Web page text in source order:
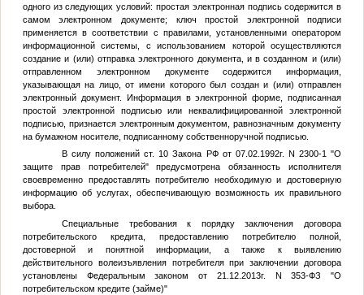
одного из следующих условий: простая электронная подпись содержится в
самом электронном документе; ключ простой электронной подписи
применяется в соответствии с правилами, установленными оператором
информационной системы, с использованием которой осуществляются
создание и (или) отправка электронного документа, и в созданном и (или)
отправленном электронном документе содержится информация,
указывающая на лицо, от имени которого был создан и (или) отправлен
электронный документ. Информация в электронной форме, подписанная
простой электронной подписью или неквалифицированной электронной
подписью, признается электронным документом, равнозначным документу
на бумажном носителе, подписанному собственноручной подписью.
В силу положений ст. 10 Закона РФ от 07.02.1992г. N 2300-1 "О
защите прав потребителей" предусмотрена обязанность исполнителя
своевременно предоставлять потребителю необходимую и достоверную
информацию об услугах, обеспечивающую возможность их правильного
выбора.
Специальные требования к порядку заключения договора
потребительского кредита, предоставлению потребителю полной,
достоверной и понятной информации, а также к выявлению
действительного волеизъявления потребителя при заключении договора
установлены Федеральным законом от 21.12.2013г. N 353-ФЗ "О
потребительском кредите (займе)"